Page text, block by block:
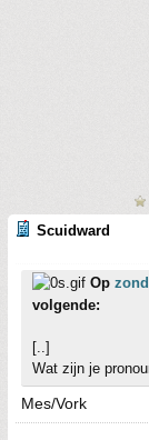
Scuidward
Op
volgende:
[..]
Wat zijn je
Mes/Vork